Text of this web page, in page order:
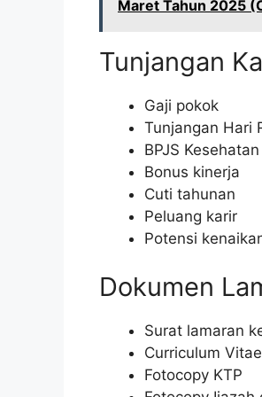
Maret Tahun 2025
Tunjangan
Gaji pokok
Tunjangan Hari
BPJS
Bonus kinerja
Cuti tahunan
Peluang karir
Potensi
Dokumen
Surat lamaran
Curriculum
Fotocopy KTP